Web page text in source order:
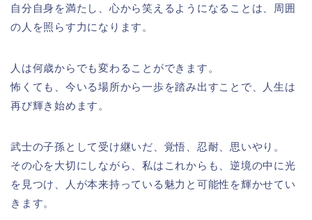
自分自身を満たし、心から笑えるようになることは、周囲
の人を照らす力になります。
人は何歳からでも変わることができます。
怖くても、今いる場所から一歩を踏み出すことで、人生は
再び輝き始めます。
武士の子孫として受け継いだ、覚悟、忍耐、思いやり。
その心を大切にしながら、私はこれからも、逆境の中に光
を見つけ、人が本来持っている魅力と可能性を輝かせてい
きます。